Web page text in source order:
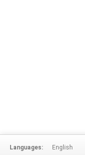
Languages: English